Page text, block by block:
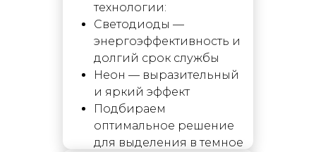
технологии:
Светодиоды —
энергоэффективность и
долгий срок службы
Неон — выразительный
и яркий эффект
Подбираем
оптимальное решение
для выделения в темное